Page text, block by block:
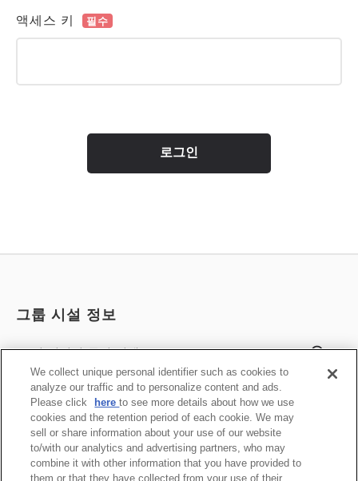
액세스 키 필수
로그인
그룹 시설 정보
전 시설의 공실 검색
시설 목록
그룹 공식 사이트
We collect unique personal identifier such as cookies to
analyze our traffic and to personalize content and ads.
Please click
hereto see more details about how we use
cookies and the retention period of each cookie. We may
sell or share information about your use of our website
to/with our analytics and advertising partners, who may
combine it with other information that you have provided to
them or that they have collected from your use of their